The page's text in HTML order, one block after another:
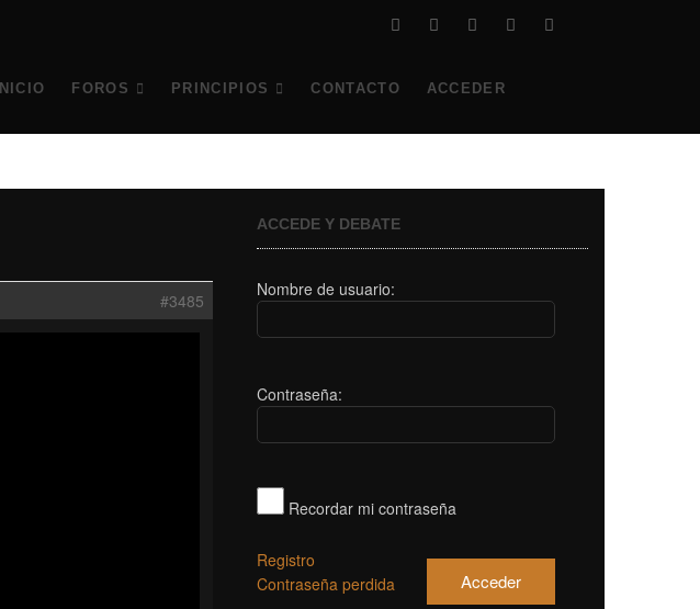
facebooktwitter instagramyoutube
INICIO FOROS PRINCIPIOS CONTACTO ACCEDER
#3485
ACCEDE Y DEBATE
Nombre de usuario:
Contraseña:
Recordar mi contraseña
Acceder
Registro
Contraseña perdida